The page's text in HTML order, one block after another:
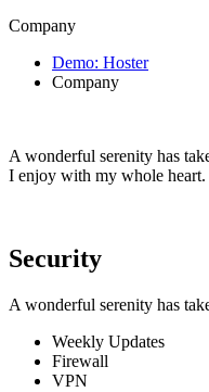
Company
Demo: Hoster
Company
A wonderful serenity has
I enjoy with my whole heart.
Security
A wonderful serenity has
Weekly Updates
Firewall
VPN